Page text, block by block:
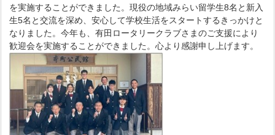
を実施することができました。現役の地域みらい留学生8名と新入
生5名と交流を深め、安心して学校生活をスタートするきっかけと
なりました。今年も、有田ロータリークラブさまのご支援により
歓迎会を実施することができました。心より感謝申し上げます。